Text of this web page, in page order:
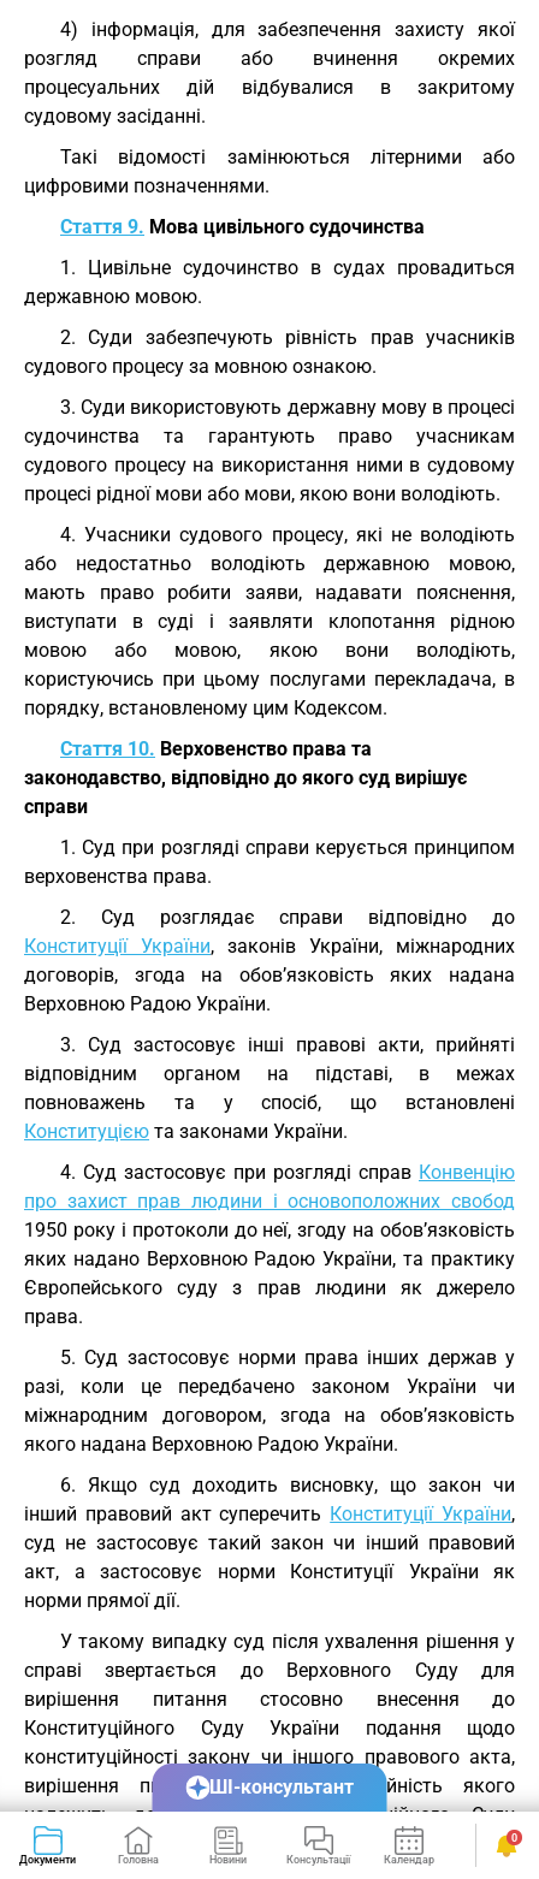
4) інформація, для забезпечення захисту якої
розгляд справи або вчинення окремих
процесуальних дій відбувалися в закритому
судовому засіданні.
Такі відомості замінюються літерними або
цифровими позначеннями.
Стаття 9. Мова цивільного судочинства
1. Цивільне судочинство в судах провадиться
державною мовою.
2. Суди забезпечують рівність прав учасників
судового процесу за мовною ознакою.
3. Суди використовують державну мову в процесі
судочинства та гарантують право учасникам
судового процесу на використання ними в судовому
процесі рідної мови або мови, якою вони володіють.
4. Учасники судового процесу, які не володіють
або недостатньо володіють державною мовою,
мають право робити заяви, надавати пояснення,
виступати в суді і заявляти клопотання рідною
мовою або мовою, якою вони володіють,
користуючись при цьому послугами перекладача, в
порядку, встановленому цим Кодексом.
Стаття 10. Верховенство права та
законодавство, відповідно до якого суд вирішує
справи
1. Суд при розгляді справи керується принципом
верховенства права.
2. Суд розглядає справи відповідно до
Конституції України, законів України, міжнародних
договорів, згода на обов’язковість яких надана
Верховною Радою України.
3. Суд застосовує інші правові акти, прийняті
відповідним органом на підставі, в межах
повноважень та у спосіб, що встановлені
Конституцією та законами України.
4. Суд застосовує при розгляді справ Конвенцію
про захист прав людини і основоположних свобод
1950 року і протоколи до неї, згоду на обов’язковість
яких надано Верховною Радою України, та практику
Європейського суду з прав людини як джерело
права.
5. Суд застосовує норми права інших держав у
разі, коли це передбачено законом України чи
міжнародним договором, згода на обов’язковість
якого надана Верховною Радою України.
6. Якщо суд доходить висновку, що закон чи
інший правовий акт суперечить Конституції України,
суд не застосовує такий закон чи інший правовий
акт, а застосовує норми Конституції України як
норми прямої дії.
У такому випадку суд після ухвалення рішення у
справі звертається до Верховного Суду для
вирішення питання стосовно внесення до
Конституційного Суду України подання щодо
конституційності закону чи іншого правового акта,
вирішення питання про конституційність якого
належить до юрисдикції Конституційного Суду
України.
Документи Головна Новини Консультації Календар Сервіси
0
ШІ-консультант